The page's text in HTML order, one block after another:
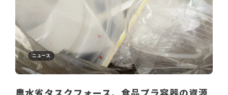
ニュース